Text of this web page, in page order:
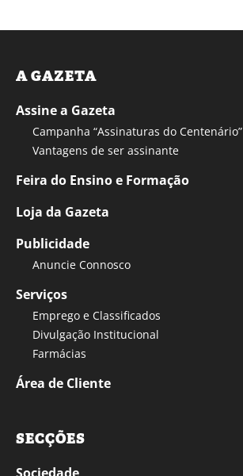
A GAZETA
Assine a Gazeta
Campanha “Assinaturas do Centenário”
Vantagens de ser assinante
Feira do Ensino e Formação
Loja da Gazeta
Publicidade
Anuncie Connosco
Serviços
Emprego e Classificados
Divulgação Institucional
Farmácias
Área de Cliente
SECÇÕES